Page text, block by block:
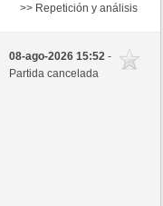
>> Repetición y análisis
08-ago-2026 15:52-
Partida cancelada